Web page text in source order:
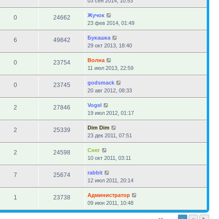
0 24662
Жучок
23 фев 2014, 01:49
6 49842
Букашка
29 окт 2013, 18:40
0 23754
Волна
11 июл 2013, 22:59
0 23745
godsmack
20 авг 2012, 08:33
2 27846
Vogel
19 июл 2012, 01:17
2 25339
Dim Dim
23 дек 2011, 07:51
2 24598
Снег
10 окт 2011, 03:11
7 25674
rabbit
12 июл 2011, 20:14
1 23738
Администратор
09 июн 2011, 10:48